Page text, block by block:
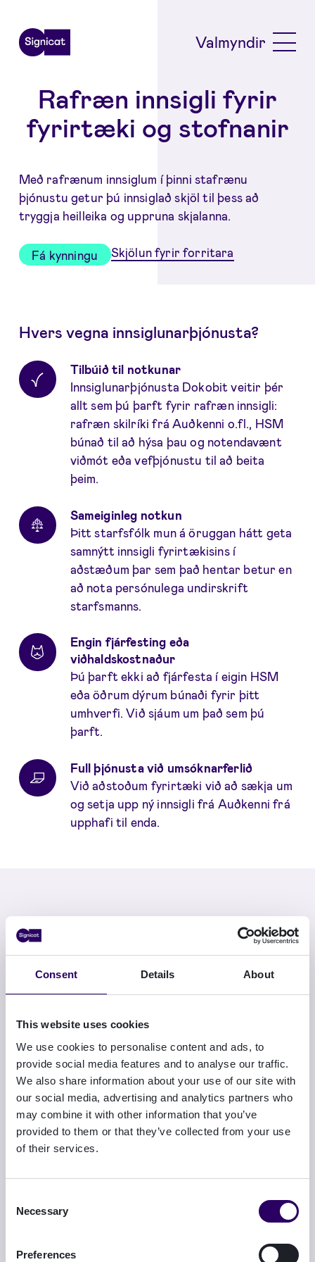
Consent Details About
This website uses cookies
We use cookies to personalise content and ads, to
provide social media features and to analyse our traffic.
We also share information about your use of our site with
our social media, advertising and analytics partners who
may combine it with other information that you’ve
provided to them or that they’ve collected from your use
of their services.
Selection
Necessary
Preferences
Valmyndir
Rafræn innsigli fyrir
fyrirtæki og stofnanir
Með rafrænum innsiglum í þinni stafrænu
þjónustu getur þú innsiglað skjöl til þess að
tryggja heilleika og uppruna skjalanna.
Fá kynningu Skjölun fyrir forritara
Hvers vegna innsiglunarþjónusta?
Tilbúið til notkunar
Innsiglunarþjónusta Dokobit veitir þér
allt sem þú þarft fyrir rafræn innsigli:
rafræn skilríki frá Auðkenni o.fl., HSM
búnað til að hýsa þau og notendavænt
viðmót eða vefþjónustu til að beita
þeim.
Sameiginleg notkun
Þitt starfsfólk mun á öruggan hátt geta
samnýtt innsigli fyrirtækisins í
aðstæðum þar sem það hentar betur en
að nota persónulega undirskrift
starfsmanns.
Engin fjárfesting eða
viðhaldskostnaður
Þú þarft ekki að fjárfesta í eigin HSM
eða öðrum dýrum búnaði fyrir þitt
umhverfi. Við sjáum um það sem þú
þarft.
Full þjónusta við umsóknarferlið
Við aðstoðum fyrirtæki við að sækja um
og setja upp ný innsigli frá Auðkenni frá
upphafi til enda.
↓
Uppruni gagna